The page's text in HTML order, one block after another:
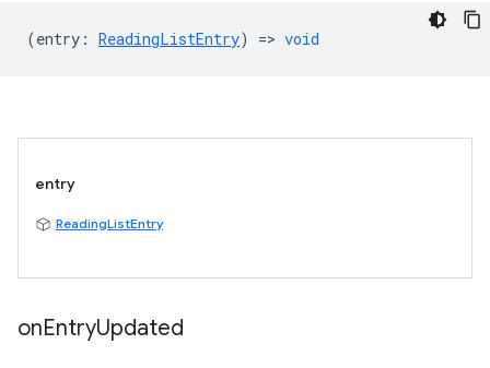
(entry : ReadingListEntry) => void
entry
ReadingListEntry
onEntryUpdated